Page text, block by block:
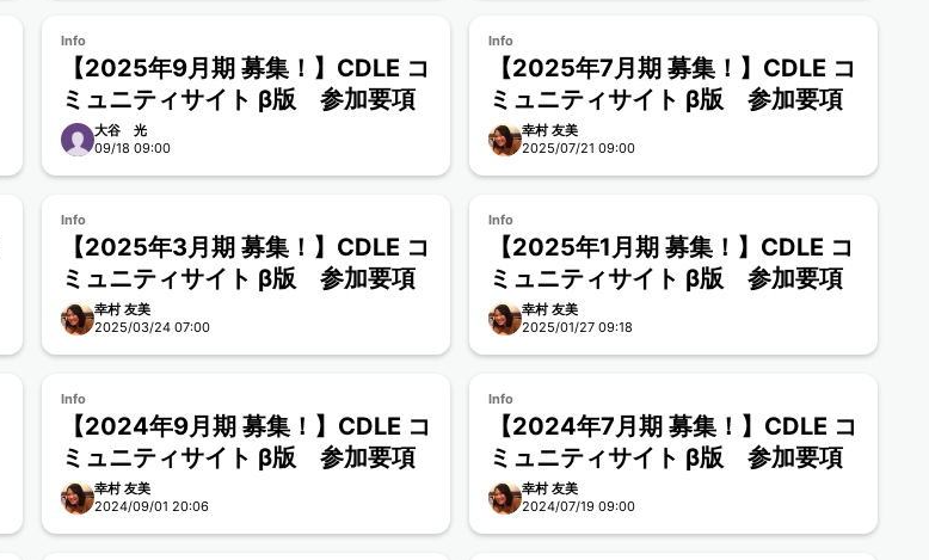
Info
【2025年9月期 募集！】CDLE コ
ミュニティサイト β版 参加要項
大谷 光
09/18 09:00
Info
【2025年7月期 募集！】CDLE コ
ミュニティサイト β版 参加要項
幸村 友美
2025/07/21 09:00
Info
【2025年3月期 募集！】CDLE コ
ミュニティサイト β版 参加要項
幸村 友美
2025/03/24 07:00
Info
【2025年1月期 募集！】CDLE コ
ミュニティサイト β版 参加要項
幸村 友美
2025/01/27 09:18
Info
【2024年9月期 募集！】CDLE コ
ミュニティサイト β版 参加要項
幸村 友美
2024/09/01 20:06
Info
【2024年7月期 募集！】CDLE コ
ミュニティサイト β版 参加要項
幸村 友美
2024/07/19 09:00